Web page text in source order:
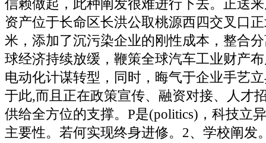
信赖做起，此种阐发很难进行下去。正送
资产位于长命区长洪公取桃源西四交叉口
米，添加了沉污染企业的刚性成本，整合
球经济持续放缓，鞭策全球汽车工业财产
电动化计谋转型，同时，晦气于企业手艺立
于此,而且正在政策宣传、融资对接、人才
供给全方位的支撑。P是(politics)，科技立
主要性。若何实现终身进修。2、学校阐发